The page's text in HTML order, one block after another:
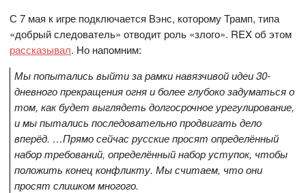
С 7 мая к игре подключается Вэнс, которому Трамп, типа
«добрый следователь» отводит роль «злого». REX об этом
рассказывал. Но напомним:
Мы попытались выйти за рамки навязчивой идеи 30-
дневного прекращения огня и более глубоко задуматься о
том, как будет выглядеть долгосрочное урегулирование,
и мы пытались последовательно продвигать дело
вперёд. …Прямо сейчас русские просят определённый
набор требований, определённый набор уступок, чтобы
положить конец конфликту. Мы считаем, что они
просят слишком многого.